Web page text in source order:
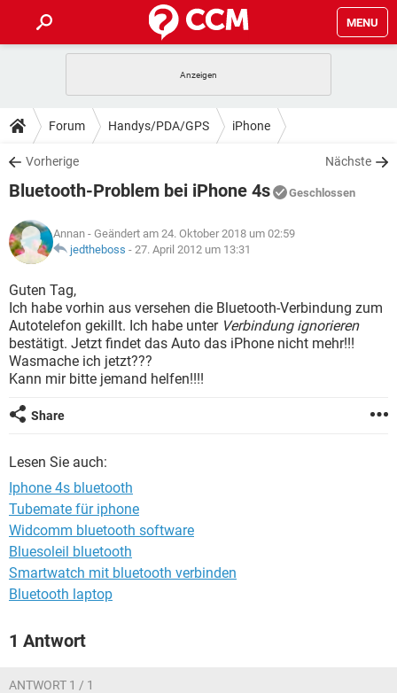
MENU
ANDROID IOS
WINDOWS 10
WHATSAPP TIKTOK
FACEBOOK
TIPPS & TRICKS
SPIELE STREAMING
WHATSAPP TIKTOK
FACEBOOK
DOWNLOADS
SPIELE STREAMING
ANDROID
WINDOWS 10 INSTAGRAM
WHATSAPP
FACEBOOK HARDWARE
SPIELE STREAMING
ANDROID
WINDOWS 10
WHATSAPP TIKTOK
FACEBOOK
LEXIKON
SPIELE
ANDROID IOS
WINDOWS 10 INSTAGRAM
WHATSAPP
FACEBOOK
Forum Handys/PDA/GPS iPhone
Vorherige Nächste
Bluetooth-Problem bei iPhone 4s Geschlossen
Annan - Geändert am 24. Oktober 2018 um 02:59
jedtheboss - 27. April 2012 um 13:31
Guten Tag,
Ich habe vorhin aus versehen die Bluetooth-Verbindung zum
Autotelefon gekillt. Ich habe unter Verbindung ignorieren
bestätigt. Jetzt findet das Auto das iPhone nicht mehr!!!
Wasmache ich jetzt???
Kann mir bitte jemand helfen!!!!
Share
Lesen Sie auch:
Iphone 4s bluetooth
Tubemate für iphone
Widcomm bluetooth software
Bluesoleil bluetooth
Smartwatch mit bluetooth verbinden
Bluetooth laptop
1 Antwort
ANTWORT 1 / 1